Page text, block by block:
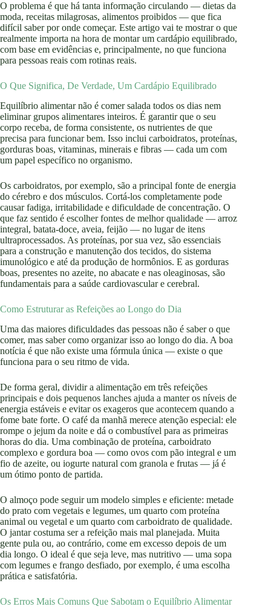
O problema é que há tanta informação circulando — dietas da
moda, receitas milagrosas, alimentos proibidos — que fica
difícil saber por onde começar. Este artigo vai te mostrar o que
realmente importa na hora de montar um cardápio equilibrado,
com base em evidências e, principalmente, no que funciona
para pessoas reais com rotinas reais.
O Que Significa, De Verdade, Um Cardápio Equilibrado
Equilíbrio alimentar não é comer salada todos os dias nem
eliminar grupos alimentares inteiros. É garantir que o seu
corpo receba, de forma consistente, os nutrientes de que
precisa para funcionar bem. Isso inclui carboidratos, proteínas,
gorduras boas, vitaminas, minerais e fibras — cada um com
um papel específico no organismo.
Os carboidratos, por exemplo, são a principal fonte de energia
do cérebro e dos músculos. Cortá-los completamente pode
causar fadiga, irritabilidade e dificuldade de concentração. O
que faz sentido é escolher fontes de melhor qualidade — arroz
integral, batata-doce, aveia, feijão — no lugar de itens
ultraprocessados. As proteínas, por sua vez, são essenciais
para a construção e manutenção dos tecidos, do sistema
imunológico e até da produção de hormônios. E as gorduras
boas, presentes no azeite, no abacate e nas oleaginosas, são
fundamentais para a saúde cardiovascular e cerebral.
Como Estruturar as Refeições ao Longo do Dia
Uma das maiores dificuldades das pessoas não é saber o que
comer, mas saber como organizar isso ao longo do dia. A boa
notícia é que não existe uma fórmula única — existe o que
funciona para o seu ritmo de vida.
De forma geral, dividir a alimentação em três refeições
principais e dois pequenos lanches ajuda a manter os níveis de
energia estáveis e evitar os exageros que acontecem quando a
fome bate forte. O café da manhã merece atenção especial: ele
rompe o jejum da noite e dá o combustível para as primeiras
horas do dia. Uma combinação de proteína, carboidrato
complexo e gordura boa — como ovos com pão integral e um
fio de azeite, ou iogurte natural com granola e frutas — já é
um ótimo ponto de partida.
O almoço pode seguir um modelo simples e eficiente: metade
do prato com vegetais e legumes, um quarto com proteína
animal ou vegetal e um quarto com carboidrato de qualidade.
O jantar costuma ser a refeição mais mal planejada. Muita
gente pula ou, ao contrário, come em excesso depois de um
dia longo. O ideal é que seja leve, mas nutritivo — uma sopa
com legumes e frango desfiado, por exemplo, é uma escolha
prática e satisfatória.
Os Erros Mais Comuns Que Sabotam o Equilíbrio Alimentar